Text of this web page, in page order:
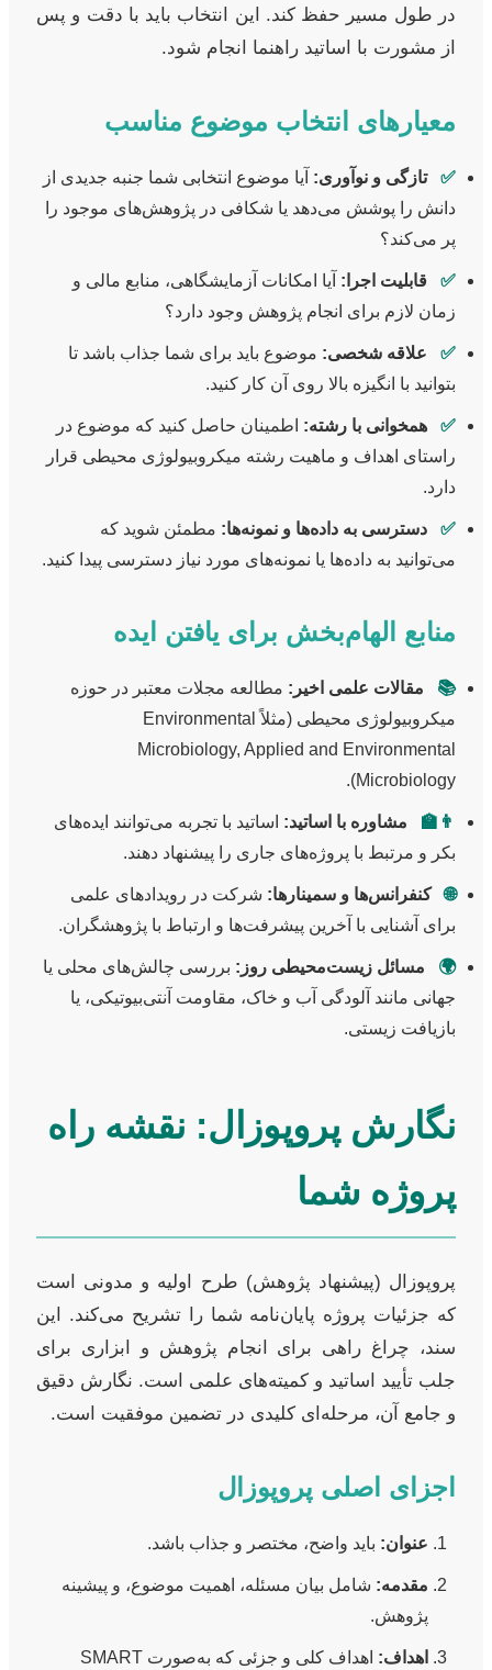
در طول مسیر حفظ کند. این انتخاب باید با دقت و پس
از مشورت با اساتید راهنما انجام شود.
معیارهای انتخاب موضوع مناسب
✅ تازگی و نوآوری: آیا موضوع انتخابی شما جنبه جدیدی از
دانش را پوشش می‌دهد یا شکافی در پژوهش‌های موجود را
پر می‌کند؟
✅ قابلیت اجرا: آیا امکانات آزمایشگاهی، منابع مالی و
زمان لازم برای انجام پژوهش وجود دارد؟
✅ علاقه شخصی: موضوع باید برای شما جذاب باشد تا
بتوانید با انگیزه بالا روی آن کار کنید.
✅ همخوانی با رشته: اطمینان حاصل کنید که موضوع در
راستای اهداف و ماهیت رشته میکروبیولوژی محیطی قرار
دارد.
✅ دسترسی به داده‌ها و نمونه‌ها: مطمئن شوید که
می‌توانید به داده‌ها یا نمونه‌های مورد نیاز دسترسی پیدا کنید.
منابع الهام‌بخش برای یافتن ایده
📚 مقالات علمی اخیر: مطالعه مجلات معتبر در حوزه
میکروبیولوژی محیطی (مثلاً Environmental
Microbiology, Applied and Environmental
Microbiology).
👨‍🏫 مشاوره با اساتید: اساتید با تجربه می‌توانند ایده‌های
بکر و مرتبط با پروژه‌های جاری را پیشنهاد دهند.
🌐 کنفرانس‌ها و سمینارها: شرکت در رویدادهای علمی
برای آشنایی با آخرین پیشرفت‌ها و ارتباط با پژوهشگران.
🌍 مسائل زیست‌محیطی روز: بررسی چالش‌های محلی یا
جهانی مانند آلودگی آب و خاک، مقاومت آنتی‌بیوتیکی، یا
بازیافت زیستی.
نگارش پروپوزال: نقشه راه
پروژه شما
پروپوزال (پیشنهاد پژوهش) طرح اولیه و مدونی است
که جزئیات پروژه پایان‌نامه شما را تشریح می‌کند. این
سند، چراغ راهی برای انجام پژوهش و ابزاری برای
جلب تأیید اساتید و کمیته‌های علمی است. نگارش دقیق
و جامع آن، مرحله‌ای کلیدی در تضمین موفقیت است.
اجزای اصلی پروپوزال
عنوان: باید واضح، مختصر و جذاب باشد.
مقدمه: شامل بیان مسئله، اهمیت موضوع، و پیشینه
پژوهش.
اهداف:
اهداف کلی و جزئی که به‌صورت SMART